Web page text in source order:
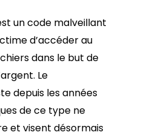
un code malveillant
d’accéder au
dans le but de
Le
depuis les années
de ce type ne
et visent désormais